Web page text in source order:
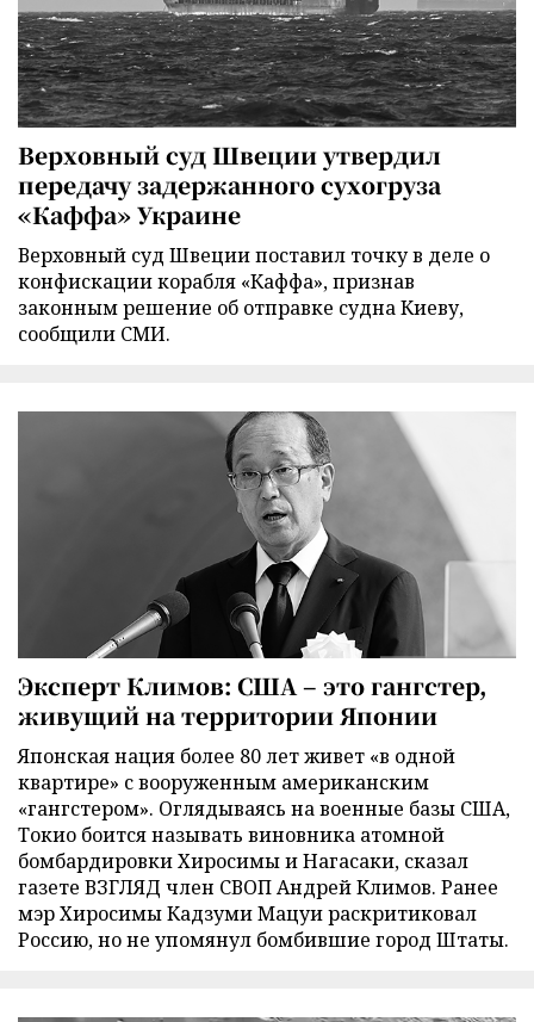
Верховный суд Швеции утвердил
передачу задержанного сухогруза
«Каффа» Украине
Верховный суд Швеции поставил точку в деле о
конфискации корабля «Каффа», признав
законным решение об отправке судна Киеву,
сообщили СМИ.
Эксперт Климов: США – это гангстер,
живущий на территории Японии
Японская нация более 80 лет живет «в одной
квартире» с вооруженным американским
«гангстером». Оглядываясь на военные базы США,
Токио боится называть виновника атомной
бомбардировки Хиросимы и Нагасаки, сказал
газете ВЗГЛЯД член СВОП Андрей Климов. Ранее
мэр Хиросимы Кадзуми Мацуи раскритиковал
Россию, но не упомянул бомбившие город Штаты.